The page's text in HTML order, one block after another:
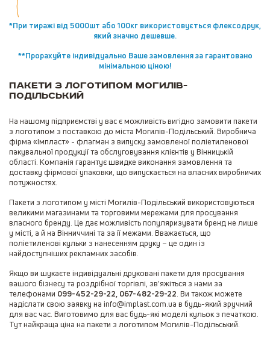
*При тиражі від 5000шт або 100кг використовується флексодрук,
який значно дешевше.
**Прорахуйте індивідуально Ваше замовлення за гарантовано
мінімальною ціною!
Пакети з логотипом Могилів-
Подільський
На нашому підприємстві у вас є можливість вигідно замовити пакети
з логотипом з поставкою до міста Могилів-Подільський. Виробнича
фірма «Імпласт» - флагман з випуску замовленої поліетиленової
пакувальної продукції та обслуговування клієнтів у Вінницькій
області. Компанія гарантує швидке виконання замовлення та
доставку фірмової упаковки, що випускається на власних виробничих
потужностях.
Пакети з логотипом у місті Могилів-Подільський використовуються
великими магазинами та торговими мережами для просування
власного бренду. Це дає можливість популяризувати бренд не лише
у місті, а й на Вінниччині та за її межами. Вважається, що
поліетиленові кульки з нанесенням друку – це один із
найдоступніших рекламних засобів.
Якщо ви шукаєте індивідуальні друковані пакети для просування
вашого бізнесу та роздрібної торгівлі, зв'яжіться з нами за
телефонами 099-452-29-22, 067-482-29-22. Ви також можете
надіслати свою заявку на info@implast.com.ua в будь-який зручний
для вас час. Виготовимо для вас будь-які моделі кульок з печаткою.
Тут найкраща ціна на пакети з логотипом Могилів-Подільський.